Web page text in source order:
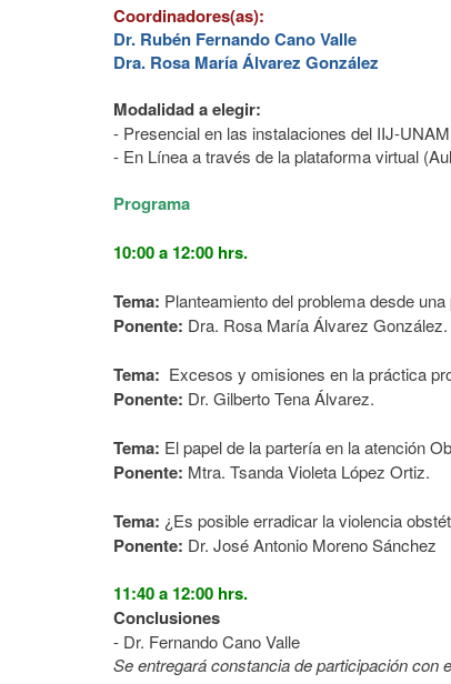
Coordinadores(as):
Dr. Rubén Fernando Cano Valle
Dra. Rosa María Álvarez González
Modalidad a elegir:
- Presencial en las instalaciones del IIJ-
- En Línea a través de la plataforma virtual
Programa
10:00 a 12:00 hrs.
Tema: Planteamiento del problema desde
Ponente: Dra. Rosa María Álvarez González.
Tema: Excesos y omisiones en la práctica
Ponente: Dr. Gilberto Tena Álvarez.
Tema: El papel de la partería en la atención
Ponente: Mtra. Tsanda Violeta López Ortiz.
Tema: ¿Es posible erradicar la violencia
Ponente: Dr. José Antonio Moreno Sánchez
11:40 a 12:00 hrs.
Conclusiones
- Dr. Fernando Cano Valle
Se entregará constancia de participación con